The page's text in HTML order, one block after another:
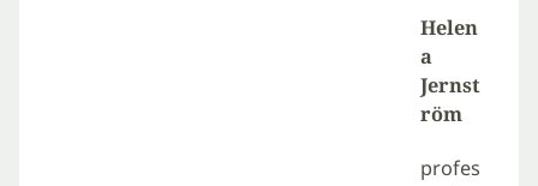
Helen
a
Jernst
röm
profes